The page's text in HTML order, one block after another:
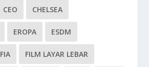
CEO CHELSEA
EROPA ESDM
FIA FILM LAYAR LEBAR